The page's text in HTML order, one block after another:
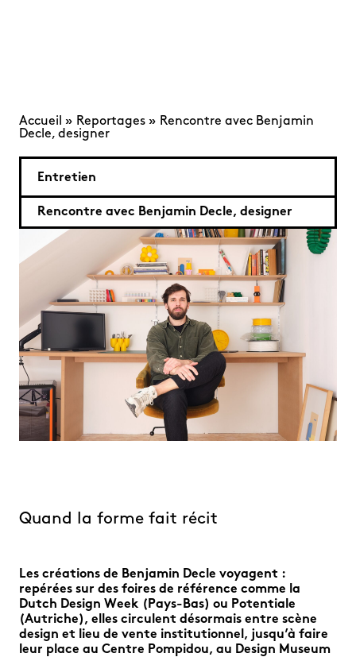
Accueil » Reportages » Rencontre avec Benjamin
Decle, designer
Entretien
Rencontre avec Benjamin Decle, designer
Quand la forme fait récit
Les créations de Benjamin Decle voyagent :
repérées sur des foires de référence comme la
Dutch Design Week (Pays-Bas) ou Potentiale
(Autriche), elles circulent désormais entre scène
design et lieu de vente institutionnel, jusqu’à faire
leur place au Centre Pompidou, au Design Museum